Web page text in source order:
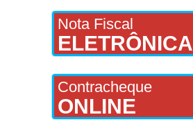
Nota Fiscal
ELETRÔNICA
Contracheque
ONLINE